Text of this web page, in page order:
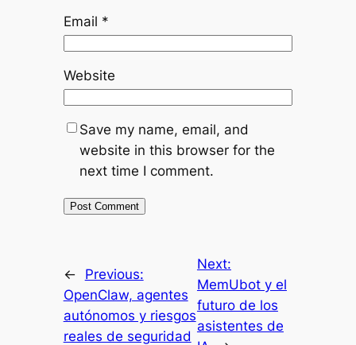
Email *
Website
Save my name, email, and
website in this browser for the
next time I comment.
←
Previous:
OpenClaw, agentes
autónomos y riesgos
reales de seguridad
Next:
MemUbot y el
futuro de los
asistentes de